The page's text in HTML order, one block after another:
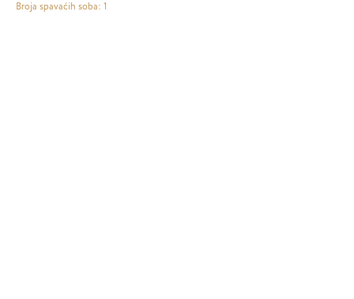
Broja spavaćih soba: 1